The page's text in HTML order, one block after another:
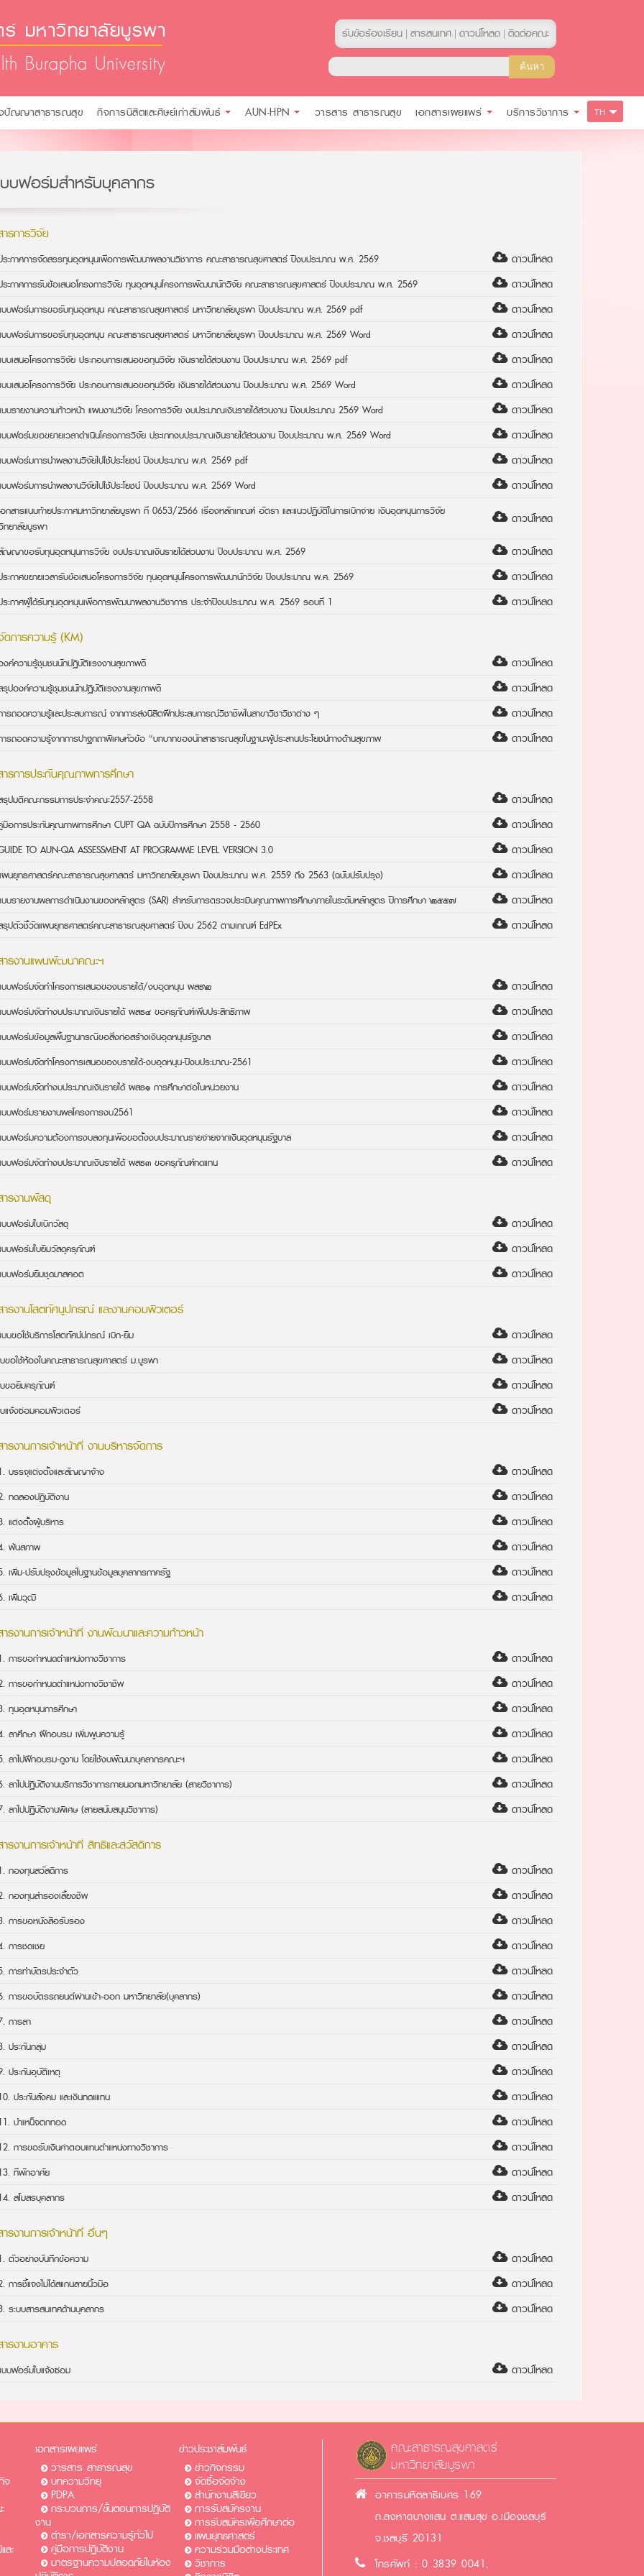
มหาวิทยาลัยบูรพา
Burapha University
รับข้อร้องเรียน สารสนเทศ ดาวน์โหลด ติดต่อคณะ
ปัญญาสาธารณสุข กิจการนิสิตและศิษย์เก่าสัมพันธ์ AUN-HPN วารสาร สาธารณสุข เอกสารเผยแพร่ บริการวิชาการ TH
บฟอร์มสำหรับบุคลากร
ารการวิจัย
ระกาศการจัดสรรทุนอุดหนุนเพื่อการพัฒนาผลงานวิชาการ คณะสาธารณสุขศาสตร์ ปีงบประมาณ พ.ศ. 2569 ดาวน์โหลด
ระกาศการรับข้อเสนอโครงการวิจัย ทุนอุดหนุนโครงการพัฒนานักวิจัย คณะสาธารณสุขศาสตร์ ปีงบประมาณ พ.ศ. 2569 ดาวน์โหลด
บบฟอร์มการขอรับทุนอุดหนุน คณะสาธารณสุขศาสตร์ มหาวิทยาลัยบูรพา ปีงบประมาณ พ.ศ. 2569 pdf ดาวน์โหลด
บบฟอร์มการขอรับทุนอุดหนุน คณะสาธารณสุขศาสตร์ มหาวิทยาลัยบูรพา ปีงบประมาณ พ.ศ. 2569 Word ดาวน์โหลด
บบเสนอโครงการวิจัย ประกอบการเสนอขอทุนวิจัย เงินรายได้ส่วนงาน ปีงบประมาณ พ.ศ. 2569 pdf ดาวน์โหลด
บบเสนอโครงการวิจัย ประกอบการเสนอขอทุนวิจัย เงินรายได้ส่วนงาน ปีงบประมาณ พ.ศ. 2569 Word ดาวน์โหลด
บบรายงานความก้าวหน้า แผนงานวิจัย โครงการวิจัย งบประมาณเงินรายได้ส่วนงาน ปีงบประมาณ 2569 Word ดาวน์โหลด
บบฟอร์มขอขยายเวลาดำเนินโครงการวิจัย ประเภทงบประมาณเงินรายได้ส่วนงาน ปีงบประมาณ พ.ศ. 2569 Word ดาวน์โหลด
บบฟอร์มการนำผลงานวิจัยไปใช้ประโยชน์ ปีงบประมาณ พ.ศ. 2569 pdf ดาวน์โหลด
บบฟอร์มการนำผลงานวิจัยไปใช้ประโยชน์ ปีงบประมาณ พ.ศ. 2569 Word ดาวน์โหลด
อกสารแนบท้ายประกาศมหาวิทยาลัยบูรพา ที่ 0653/2566 เรื่องหลักเกณฑ์ อัตรา และแนวปฏิบัติในการเบิกจ่าย เงินอุดหนุนการวิจัย
ทยาลัยบูรพา
ดาวน์โหลด
ญญาขอรับทุนอุดหนุนการวิจัย งบประมาณเงินรายได้ส่วนงาน ปีงบประมาณ พ.ศ. 2569 ดาวน์โหลด
ระกาศขยายเวลารับข้อเสนอโครงการวิจัย ทุนอุดหนุนโครงการพัฒนานักวิจัย ปีงบประมาณ พ.ศ. 2569 ดาวน์โหลด
ระกาศผู้ได้รับทุนอุดหนุนเพื่อการพัฒนาผลงานวิชาการ ประจำปีงบประมาณ พ.ศ. 2569 รอบที่ 1 ดาวน์โหลด
ดการความรู้ (KM)
งค์ความรู้ชุมชนนักปฏิบัติแรงงานสุขภาพดี ดาวน์โหลด
รุปองค์ความรู้ชุมชนนักปฏิบัติแรงงานสุขภาพดี ดาวน์โหลด
ารถอดความรู้และประสบการณ์ จากการส่งนิสิตฝึกประสบการณ์วิชาชีพในสาขาวิชาวิชาต่าง ๆ ดาวน์โหลด
ารถอดความรู้จากการปาฐกถาพิเศษหัวข้อ “บทบาทของนักสาธารณสุขในฐานะผู้ประสานประโยชน์ทางด้านสุขภาพ ดาวน์โหลด
ารการประกันคุณภาพการศึกษา
รุปมติคณะกรรมการประจำคณะ2557-2558 ดาวน์โหลด
มือการประกันคุณภาพการศึกษา CUPT QA ฉบับปีการศึกษา 2558 - 2560 ดาวน์โหลด
TO AUN-QA ASSESSMENT AT PROGRAMME LEVEL VERSION 3.0 ดาวน์โหลด
ผนยุทธศาสตร์คณะสาธารณสุขศาสตร์ มหาวิทยาลัยบูรพา ปีงบประมาณ พ.ศ. 2559 ถึง 2563 (ฉบับปรับปรุง) ดาวน์โหลด
บบรายงานผลการดำเนินงานของหลักสูตร (SAR) สำหรับการตรวจประเมินคุณภาพการศึกษาภายในระดับหลักสูตร ปีการศึกษา ๒๕๕๗ ดาวน์โหลด
รุปตัวชี้วัดแผนยุทธศาสตร์คณะสาธารณสุขศาสตร์ ปีงบ 2562 ตามเกณฑ์ EdPEx ดาวน์โหลด
ารงานแผนพัฒนาคณะฯ
บบฟอร์มจัดทำโครงการเสนอของบรายได้/งบอุดหนุน ผสธ๒ ดาวน์โหลด
บบฟอร์มจัดทำงบประมาณเงินรายได้ ผสธ๔ ขอครุภัณฑ์เพิ่มประสิทธิภาพ ดาวน์โหลด
บบฟอร์มข้อมูลพื้นฐานกรณีขอสิ่งก่อสร้างเงินอุดหนุนรัฐบาล ดาวน์โหลด
บบฟอร์มจัดทำโครงการเสนอของบรายได้-งบอุดหนุน-ปีงบประมาณ-2561 ดาวน์โหลด
บบฟอร์มจัดทำงบประมาณเงินรายได้ ผสธ๑ การศึกษาต่อในหน่วยงาน ดาวน์โหลด
บบฟอร์มรายงานผลโครงการงบ2561 ดาวน์โหลด
บบฟอร์มความต้องการงบลงทุนเพื่อขอตั้งงบประมาณรายจ่ายจากเงินอุดหนุนรัฐบาล ดาวน์โหลด
บบฟอร์มจัดทำงบประมาณเงินรายได้ ผสธ๓ ขอครุภัณฑ์ทดแทน ดาวน์โหลด
ารงานพัสดุ
บบฟอร์มใบเบิกวัสดุ ดาวน์โหลด
บบฟอร์มใบยืมวัสดุครุภัณฑ์ ดาวน์โหลด
บบฟอร์มยืมชุดมาสคอต ดาวน์โหลด
ารงานโสตทัศนูปกรณ์ และงานคอมพิวเตอร์
บบขอใช้บริการโสตทัศน์ปกรณ์ เบิก-ยืม ดาวน์โหลด
บขอใช้ห้องในคณะสาธารณสุขศาสตร์ ม.บูรพา ดาวน์โหลด
บขอยืมครุภัณฑ์ ดาวน์โหลด
บแจ้งซ่อมคอมพิวเตอร์ ดาวน์โหลด
ารงานการเจ้าหน้าที่ งานบริหารจัดการ
บรรจุแต่งตั้งและสัญญาจ้าง ดาวน์โหลด
ทดลองปฏิบัติงาน ดาวน์โหลด
แต่งตั้งผู้บริหาร ดาวน์โหลด
พ้นสภาพ ดาวน์โหลด
เพิ่ม-ปรับปรุงข้อมูลในฐานข้อมูลบุคลากรภาครัฐ ดาวน์โหลด
เพิ่มวุฒิ ดาวน์โหลด
ารงานการเจ้าหน้าที่ งานพัฒนาและความก้าวหน้า
การขอกำหนดตำแหน่งทางวิชาการ ดาวน์โหลด
การขอกำหนดตำแหน่งทางวิชาชีพ ดาวน์โหลด
ทุนอุดหนุนการศึกษา ดาวน์โหลด
ลาศึกษา ฝึกอบรม เพิ่มพูนความรู้ ดาวน์โหลด
ลาไปฝึกอบรม-ดูงาน โดยใช้งบพัฒนาบุคลากรคณะฯ ดาวน์โหลด
ลาไปปฏิบัติงานบริการวิชาการภายนอกมหาวิทยาลัย (สายวิชาการ) ดาวน์โหลด
ลาไปปฏิบัติงานพิเศษ (สายสนับสนุนวิชาการ) ดาวน์โหลด
ารงานการเจ้าหน้าที่ สิทธิและสวัสดิการ
กองทุนสวัสดิการ ดาวน์โหลด
กองทุนสำรองเลี้ยงชีพ ดาวน์โหลด
การขอหนังสือรับรอง ดาวน์โหลด
การชดเชย ดาวน์โหลด
การทำบัตรประจำตัว ดาวน์โหลด
การขอบัตรรถยนต์ผ่านเข้า-ออก มหาวิทยาลัย(บุคลากร) ดาวน์โหลด
การลา ดาวน์โหลด
ประกันกลุ่ม ดาวน์โหลด
ประกันอุบัติเหตุ ดาวน์โหลด
ประกันสังคม และเงินทดแแทน ดาวน์โหลด
บำเหน็จตกทอด ดาวน์โหลด
การขอรับเงินค่าตอบแทนตำแหน่งทางวิชาการ ดาวน์โหลด
ที่พักอาศัย ดาวน์โหลด
สโมสรบุคลากร ดาวน์โหลด
ารงานการเจ้าหน้าที่ อื่นๆ
ตัวอย่างบันทึกข้อความ ดาวน์โหลด
การชี้แจงไม่ได้สแกนลายนิ้วมือ ดาวน์โหลด
ระบบสารสนเทศด้านบุคลากร ดาวน์โหลด
ารงานอาคาร
บบฟอร์มใบแจ้งซ่อม ดาวน์โหลด
จ
ะ
เอกสารเผยแพร่
วารสาร สาธารณสุข
บทความวิทยุ
PDPA
กระบวนการ/ขั้นตอนการปฏิบัติ
งาน
ตำรา/เอกสารความรู้ทั่วไป
คู่มือการปฏิบัติงาน
มาตรฐานความปลอดภัยในห้อง
ข่าวประชาสัมพันธ์
ข่าวกิจกรรม
จัดซื้อจัดจ้าง
สำนักงานสีเขียว
การรับสมัครงาน​​
การรับสมัครเพื่อศึกษาต่อ​
แผนยุทธศาสตร์
ความร่วมมือต่างประเทศ
วิชาการ
คณะสาธารณสุขศาสตร์
มหาวิทยาลัยบูรพา
อาคารมหิตลาธิเบศร 169
ถ.ลงหาดบางแสน ต.แสนสุข อ.เมืองชลบุรี
จ.ชลบุรี 20131
โทรศัพท์ : 0 3839 0041,